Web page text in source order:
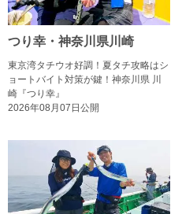
つり幸・神奈川県川崎
東京湾タチウオ好調！夏タチ攻略はシ
ョートバイト対策が鍵！神奈川県 川
崎『つり幸』
2026年08月07日公開